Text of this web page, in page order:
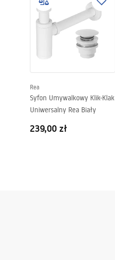
Szerokość (mm):
Wysokość (mm):
Głębokość (mm):
Otwór przelewowy
Rea
Syfon Umywalkowy Klik-Klak
Uniwersalny Rea Biały
239,00 zł